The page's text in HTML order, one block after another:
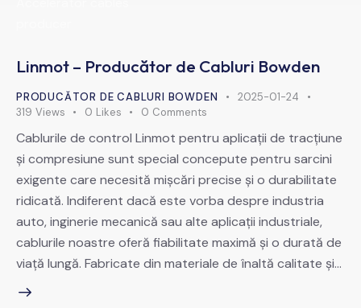
Linmot – Producător de Cabluri Bowden
PRODUCĂTOR DE CABLURI BOWDEN
2025-01-24
319 Views 0 Likes 0 Comments
Cablurile de control Linmot pentru aplicații de tracțiune
și compresiune sunt special concepute pentru sarcini
exigente care necesită mișcări precise și o durabilitate
ridicată. Indiferent dacă este vorba despre industria
auto, inginerie mecanică sau alte aplicații industriale,
cablurile noastre oferă fiabilitate maximă și o durată de
viață lungă. Fabricate din materiale de înaltă calitate și…